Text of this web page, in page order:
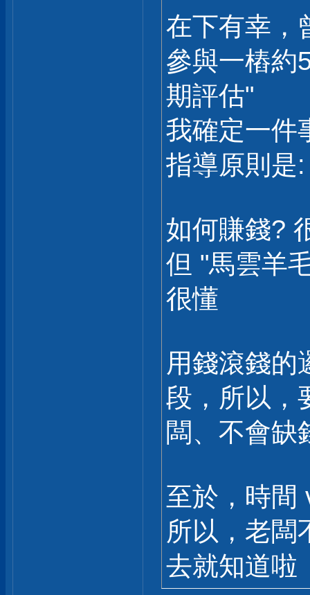
在下有幸，
參與一樁約
期評估"
我確定一件
指導原則是
如何賺錢?
但 "馬雲羊
很懂
用錢滾錢的
段，所以，
闆、不會缺
至於，時間
所以，老闆
去就知道啦